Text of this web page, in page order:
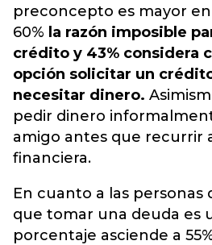
preconcepto es mayor
60% la razón imposible
crédito y 43% considera
opción solicitar un
necesitar dinero.
pedir dinero
amigo antes que recurrir
financiera.
En cuanto a las personas
que tomar una deuda es
porcentaje asciende a